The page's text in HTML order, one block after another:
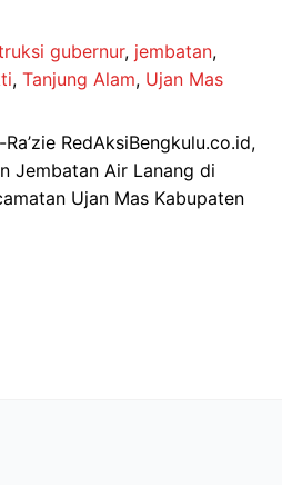
gubernur, jembatan,
, Tanjung Alam, Ujan Mas
RedAksiBengkulu.co.id,
Jembatan Air Lanang di
Ujan Mas Kabupaten